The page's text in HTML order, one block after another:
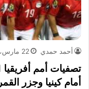
أحمد حمدي 22 مارس، 2025
أمام كينيا وجزر القمر